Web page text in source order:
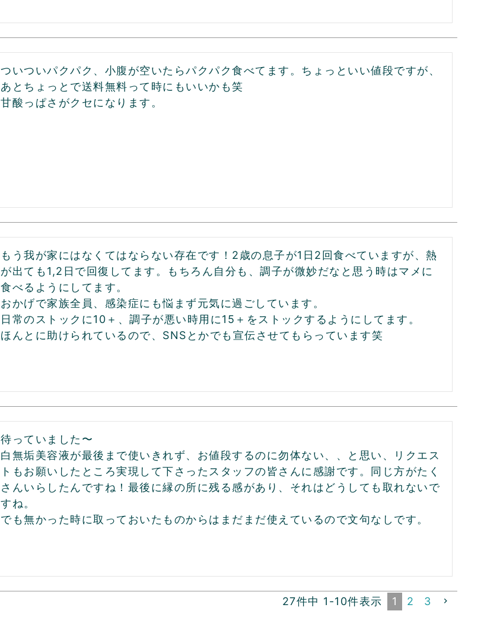
ついついパクパク、小腹が空いたらパクパク食べてます。ちょっといい値段ですが、
あとちょっとで送料無料って時にもいいかも笑
甘酸っぱさがクセになります。
もう我が家にはなくてはならない存在です！2歳の息子が1日2回食べていますが、熱
が出ても1,2日で回復してます。もちろん自分も、調子が微妙だなと思う時はマメに
食べるようにしてます。
おかげで家族全員、感染症にも悩まず元気に過ごしています。
日常のストックに10＋、調子が悪い時用に15＋をストックするようにしてます。
ほんとに助けられているので、SNSとかでも宣伝させてもらっています笑
待っていました〜
白無垢美容液が最後まで使いきれず、お値段するのに勿体ない、、と思い、リクエス
トもお願いしたところ実現して下さったスタッフの皆さんに感謝です。同じ方がたく
さんいらしたんですね！最後に縁の所に残る感があり、それはどうしても取れないで
すね。
でも無かった時に取っておいたものからはまだまだ使えているので文句なしです。
27件中 1 -10件表示 1 2 3